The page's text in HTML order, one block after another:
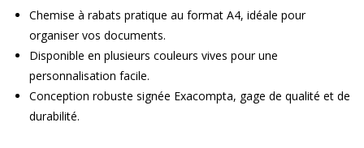
Chemise à rabats pratique au format A4, idéale pour
organiser vos documents.
Disponible en plusieurs couleurs vives pour une
personnalisation facile.
Conception robuste signée Exacompta, gage de qualité et de
durabilité.